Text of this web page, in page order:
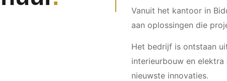
Vanuit het kantoor in
aan oplossingen die
Het bedrijf is ontstaan
interieurbouw en
nieuwste innovaties.